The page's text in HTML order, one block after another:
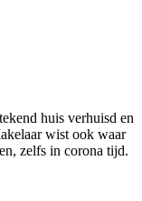
huis verhuisd en
wist ook waar
zelfs in corona tijd.